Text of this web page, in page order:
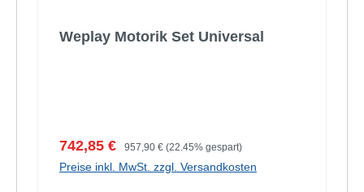
Weplay Motorik Set Universal
Verkaufspreis:
742,85 € Regulärer Preis:
957,90 € (22.45% gespart)
Preise inkl. MwSt. zzgl. Versandkosten